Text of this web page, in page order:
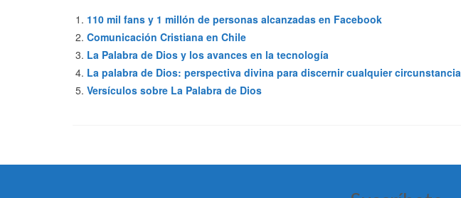
110 mil fans y 1 millón de personas alcanzadas en Facebook
Comunicación Cristiana en Chile
La Palabra de Dios y los avances en la tecnología
La palabra de Dios: perspectiva divina para discernir cualquier circunstancia
Versículos sobre La Palabra de Dios